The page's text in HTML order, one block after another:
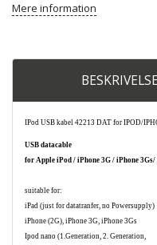
Mere information
IPod USB kabel 42213 DAT for IPOD/
USB datacable
for Apple iPod / iPhone 3G / iPhone 3Gs/
suitable for:
iPad (just for datatranfer, no Powersupply)
iPhone (2G), iPhone 3G, iPhone 3Gs
Ipod nano (1.Generation, 2. Generation,